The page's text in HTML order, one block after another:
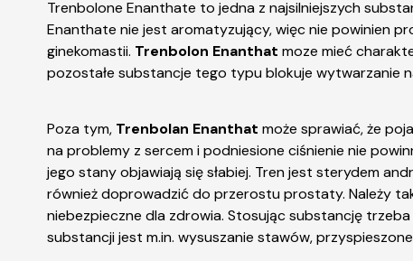
Trenbolone Enanthate to jedna z najsilniejszych
Enanthate nie jest aromatyzujący, więc nie powinien
ginekomastii. Trenbolon Enanthat moze mieć
pozostałe substancje tego typu blokuje wytwarzanie
Poza tym, Trenbolan Enanthat może sprawiać, że
na problemy z sercem i podniesione ciśnienie nie
jego stany objawiają się słabiej. Tren jest sterydem
również doprowadzić do przerostu prostaty. Należy
niebezpieczne dla zdrowia. Stosując substancję
substancji jest m.in. wysuszanie stawów,